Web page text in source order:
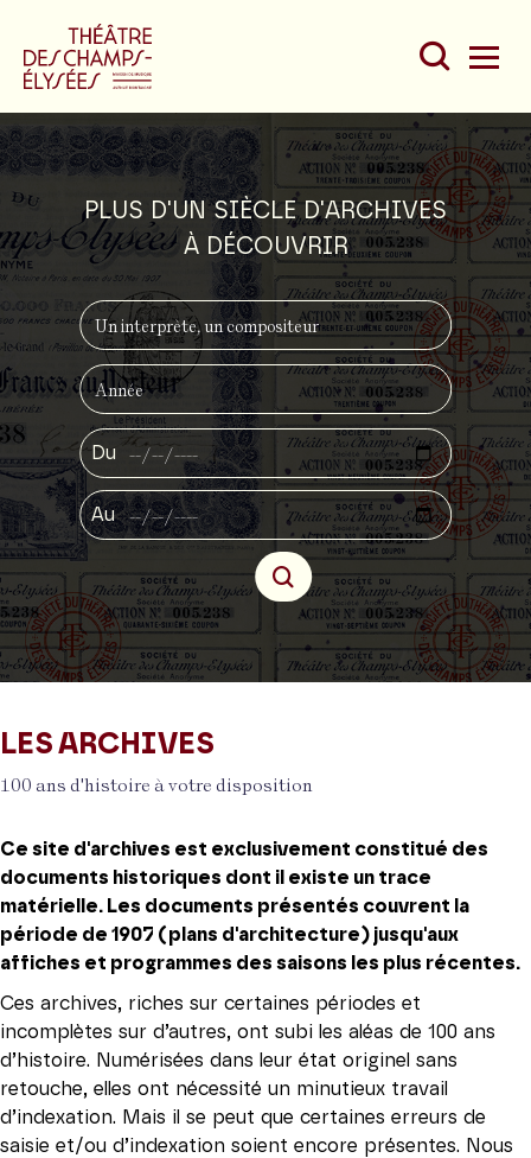
Du
Au
PLUS D'UN SIÈCLE D'ARCHIVES
À DÉCOUVRIR
Du
Au
LES ARCHIVES
100 ans d'histoire à votre disposition
Ce site d'archives est exclusivement constitué des
documents historiques dont il existe un trace
matérielle. Les documents présentés couvrent la
période de 1907 (plans d'architecture) jusqu'aux
affiches et programmes des saisons les plus récentes.
Ces archives, riches sur certaines périodes et
incomplètes sur d’autres, ont subi les aléas de 100 ans
d’histoire. Numérisées dans leur état originel sans
retouche, elles ont nécessité un minutieux travail
d’indexation. Mais il se peut que certaines erreurs de
saisie et/ou d’indexation soient encore présentes. Nous